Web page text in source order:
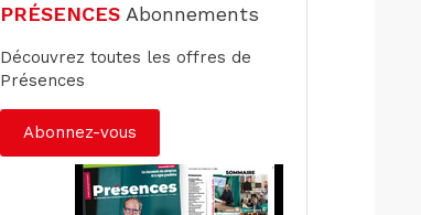
PRÉSENCES Abonnements
Découvrez toutes les offres de
Présences
Abonnez-vous